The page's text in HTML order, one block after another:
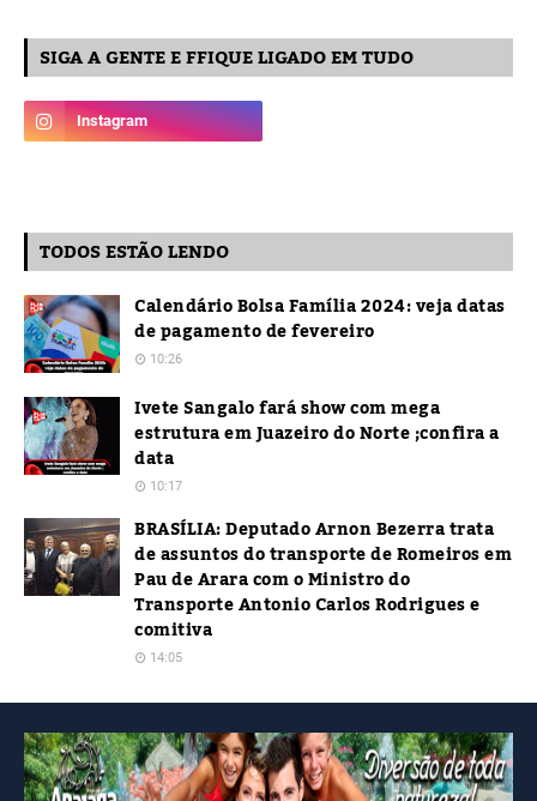
SIGA A GENTE E FFIQUE LIGADO EM TUDO
TODOS ESTÃO LENDO
Calendário Bolsa Família 2024: veja datas
de pagamento de fevereiro
10:26
Ivete Sangalo fará show com mega
estrutura em Juazeiro do Norte ;confira a
data
10:17
BRASÍLIA: Deputado Arnon Bezerra trata
de assuntos do transporte de Romeiros em
Pau de Arara com o Ministro do
Transporte Antonio Carlos Rodrigues e
comitiva
14:05